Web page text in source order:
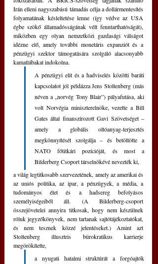
Irán elleni nagyszabású támadás célja a dollármentesítés
folyamatának késleltetése lenne (így védve az USA
égbe szökő államadósságának vélt fenntarthatóságát),
miközben egy olyan nemzetközi gazdasági válságot
idézne elő, amely további monetáris expanziót és a
pénzügyi szektor támogatására szolgáló alacsonyabb
kamatlábakat indokolna.
A pénzügyi elit és a hadviselés közötti baráti
kapcsolatot jól példázza Jens Stoltenberg (más
néven a „norvég Tony Blair”) pályafutása, aki
volt Norvégia miniszterelnöke, vezette a Bill
Gates által finanszírozott Gavi Szövetséget –
amely a globális oltóanyag-terjesztés
megkönnyítését szolgálja – és betöltötte a
NATO főtitkári pozícióját, és most a
Bilderberg Csoport társelnökévé nevezték ki,
a világ legtitkosabb szervezetének, amely az amerikai és
az uniós politika, az ipar, a pénzügyek, a média, a
tudományos élet és a hadsereg befolyásos
személyiségeiből áll. (A Bilderberg-csoport
összejövetelei annyira titkosak, hogy nem készülnek
róluk jegyzőkönyvek, nem tartanak sajtótájékoztatókat,
és nem tesznek közzé jelentéseket.) Amint azt
Stoltenberg illusztris bürokratikus karrierje
megörökítette,
a nyugati hatalmi struktúrát a forgóajtók